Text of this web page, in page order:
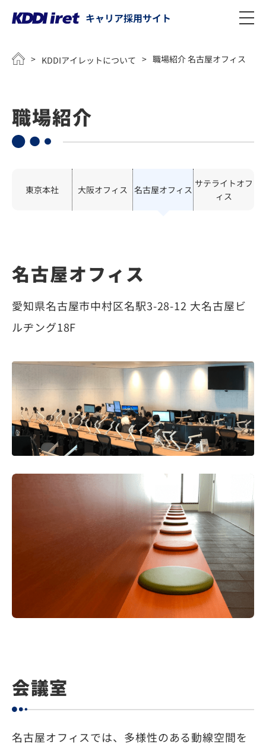
キャリア採用サイト
> KDDIアイレットについて > 職場紹介 名古屋オフィス
職場紹介
東京本社 大阪オフィス 名古屋オフィス
サテライトオフ
ィス
名古屋オフィス
愛知県名古屋市中村区名駅3-28-12 大名古屋ビ
ルヂング18F
会議室
名古屋オフィスでは、多様性のある動線空間を